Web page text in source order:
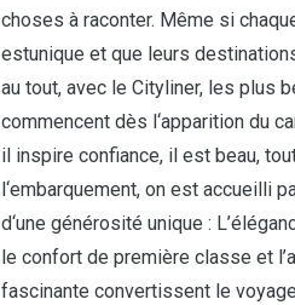
choses à raconter. Même si
estunique et que leurs
au tout, avec le Cityliner, les plus
commencent dès l‘apparition du
il inspire confiance, il est beau,
l‘embarquement, on est accueilli
d‘une générosité unique :
le confort de première classe et
fascinante convertissent le